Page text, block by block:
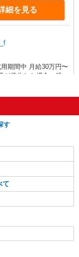
細を見る
す。 ※給与は経験や
。
玉蓮田 （埼玉県蓮
ート】
1分単位で別途支給し
細を見る
す
て